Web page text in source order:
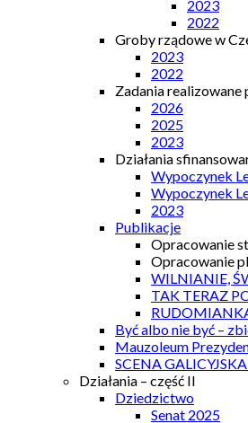
2023
2022
Groby rządowe w
2023
2022
Zadania
2026
2025
2023
Działania
Wypoczynek
Wypoczynek
2023
Publikacje
Opracowanie
Opracowanie
WILNIANIE,
TAK TERAZ
Być albo nie być –
Mauzoleum
SCENA
Działania – część II
Dziedzictwo
Senat 2025